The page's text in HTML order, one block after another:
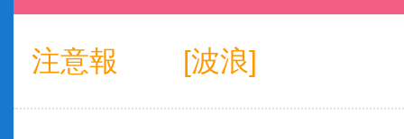
注意報 [波浪]